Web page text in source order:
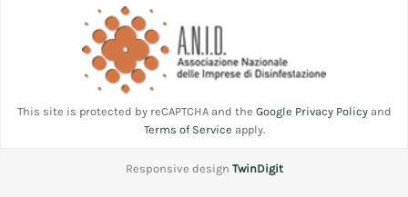
This site is protected by reCAPTCHA and the Google Privacy Policyand
Terms of Service apply.
Responsive design TwinDigit